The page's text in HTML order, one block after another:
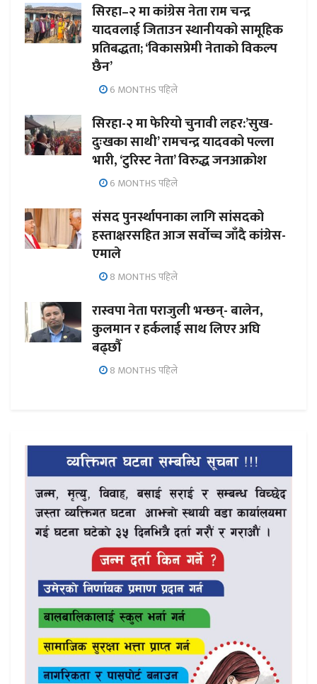
सिरहा–२ मा कांग्रेस नेता राम चन्द्र
यादवलाई जिताउन स्थानीयको सामूहिक
प्रतिबद्धता; ‘विकासप्रेमी नेताको विकल्प
छैन’
6 MONTHS पहिले
सिरहा-२ मा फेरियो चुनावी लहर:’सुख-
दुःखका साथी’ रामचन्द्र यादवको पल्ला
भारी, ‘टुरिस्ट नेता’ विरुद्ध जनआक्रोश
6 MONTHS पहिले
संसद पुनर्स्थापनाका लागि सांसदको
हस्ताक्षरसहित आज सर्वोच्च जाँदै कांग्रेस-
एमाले
8 MONTHS पहिले
रास्वपा नेता पराजुली भन्छन्- बालेन,
कुलमान र हर्कलाई साथ लिएर अघि
बढ्छौँ
8 MONTHS पहिले